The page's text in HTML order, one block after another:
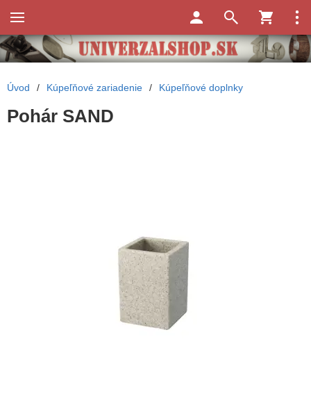
Úvod / Kúpeľňové zariadenie / Kúpeľňové doplnky
Pohár SAND